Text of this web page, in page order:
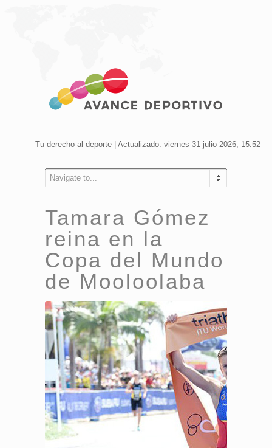
Tu derecho al deporte | Actualizado: viernes 31 julio 2026, 15:52
Navigate to...
Tamara Gómez
reina en la
Copa del Mundo
de Mooloolaba